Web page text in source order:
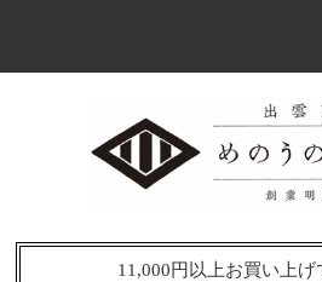
11,000円以上お買い上げ